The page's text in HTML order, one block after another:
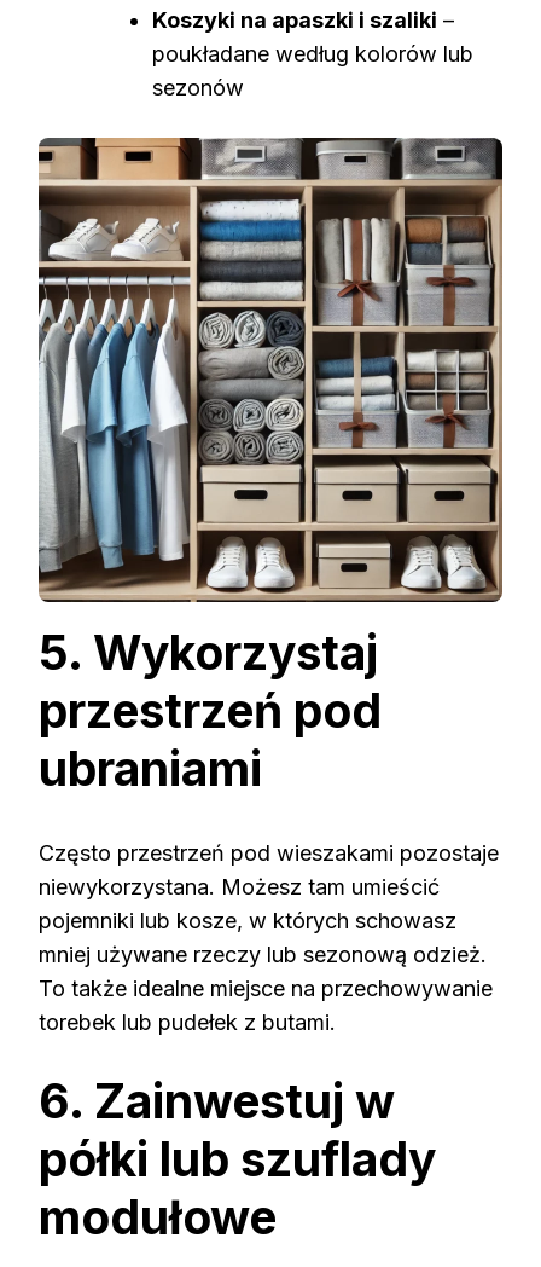
Koszyki na apaszki i szaliki –
poukładane według kolorów lub
sezonów
5. Wykorzystaj
przestrzeń pod
ubraniami
Często przestrzeń pod wieszakami pozostaje
niewykorzystana. Możesz tam umieścić
pojemniki lub kosze, w których schowasz
mniej używane rzeczy lub sezonową odzież.
To także idealne miejsce na przechowywanie
torebek lub pudełek z butami.
6. Zainwestuj w
półki lub szuflady
modułowe